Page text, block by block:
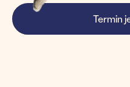
Termin